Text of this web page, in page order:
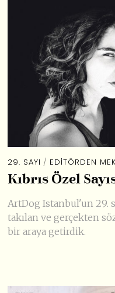
29. SAYI / EDİTÖRDEN
Kıbrıs Özel
ArtDog Istanbul'un 29.
takılan ve gerçekten
bir araya getirdik.